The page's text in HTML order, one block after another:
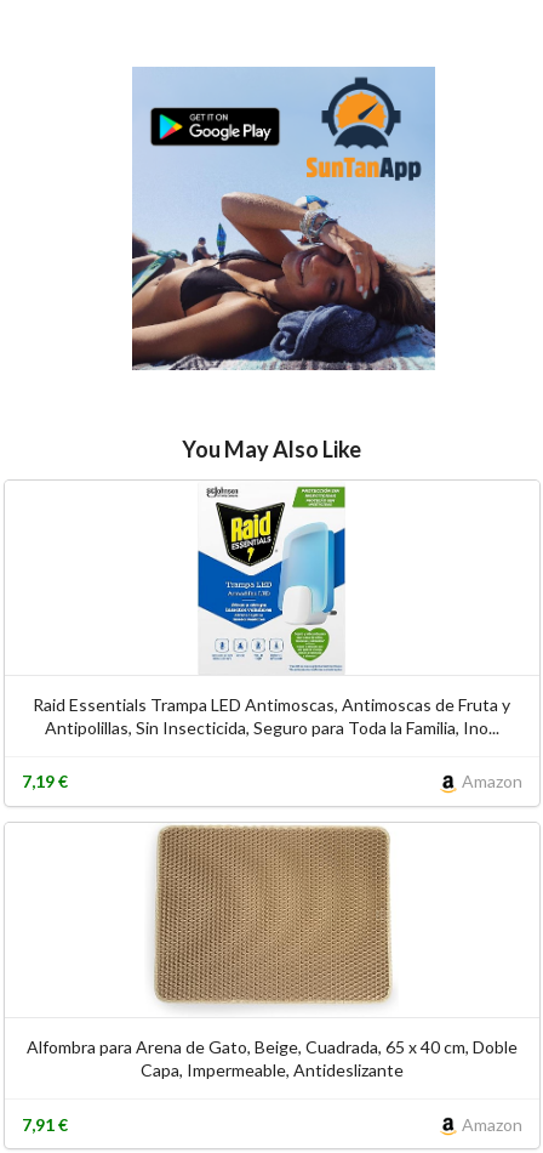
You May Also Like
Raid Essentials Trampa LED Antimoscas, Antimoscas de Fruta y
Antipolillas, Sin Insecticida, Seguro para Toda la Familia, Ino...
Amazon
7,19 €
Alfombra para Arena de Gato, Beige, Cuadrada, 65 x 40 cm, Doble
Capa, Impermeable, Antideslizante
Amazon
7,91 €